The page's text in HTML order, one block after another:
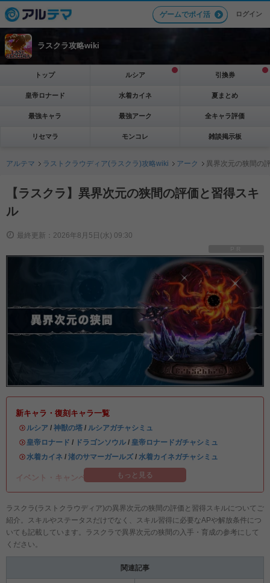
ゲームでポイ活 ログイン
ラスクラ攻略wiki
トップ ルシア 引換券
皇帝ロナード 水着カイネ 夏まとめ
最強キャラ 最強アーク 全キャラ評価
リセマラ モンコレ 雑談掲示板
アルテマ ラストクラウディア(ラスクラ)攻略wiki アーク 異界次元の狭間の
【ラスクラ】異界次元の狭間の評価と習得スキ
ル
最終更新：2026年8月5日(水) 09:30
新キャラ・復刻キャラ一覧
・ルシア / 神獣の塔 / ルシアガチャシミュ
・ 皇帝ロナード / ドラゴンソウル / 皇帝ロナードガチャシミュ
・水着カイネ / 渚のサマーガールズ/ 水着カイネガチャシミュ
イベント・キャンペーン情報まとめ
もっと見る
ラスクラ(ラストクラウディア)の異界次元の狭間の評価と習得スキルについてご
紹介。スキルやステータスだけでなく、スキル習得に必要なAPや解放条件につ
いても記載しています。ラスクラで異界次元の狭間の入手・育成の参考にして
ください。
関連記事